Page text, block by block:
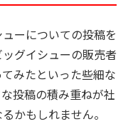
ーについての投稿を
グイシューの販売者
みたといった些細な
投稿の積み重ねが社
かもしれません。